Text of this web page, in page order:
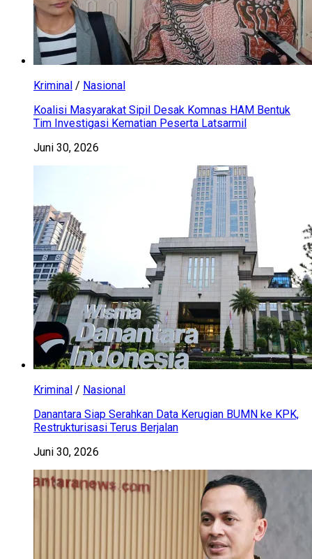
Kriminal / Nasional
Koalisi Masyarakat Sipil Desak Komnas HAM Bentuk
Tim Investigasi Kematian Peserta Latsarmil
Juni 30, 2026
Kriminal / Nasional
Danantara Siap Serahkan Data Kerugian BUMN ke KPK,
Restrukturisasi Terus Berjalan
Juni 30, 2026